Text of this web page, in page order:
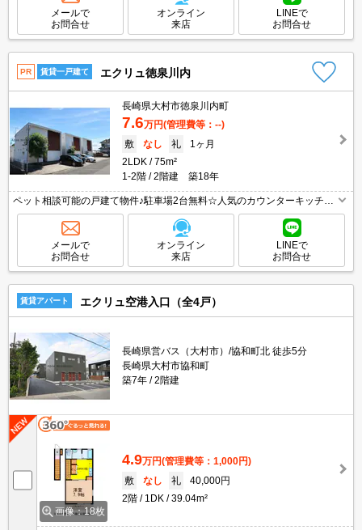
メールで
お問合せ
オンライン
来店
LINEで
お問合せ
PR 賃貸一戸建て エクリュ徳泉川内
長崎県大村市徳泉川内町
7.6万円(管理費等：--)
敷
なし 礼
1ヶ月
2LDK
75m²
1-2階
2階建 築18年
ペット相談可能の戸建て物件♪駐車場2台無料☆人気のカウンターキッチン
☆
メールで
お問合せ
オンライン
来店
LINEで
お問合せ
賃貸アパート エクリュ空港入口（全4戸）
長崎県営バス（大村市）/協和町北 徒歩5分
長崎県大村市協和町
築7年
2階建
画像：18枚
4.9万円(管理費等：1,000円)
敷
なし 礼
40,000円
2階
1DK 39.04m²